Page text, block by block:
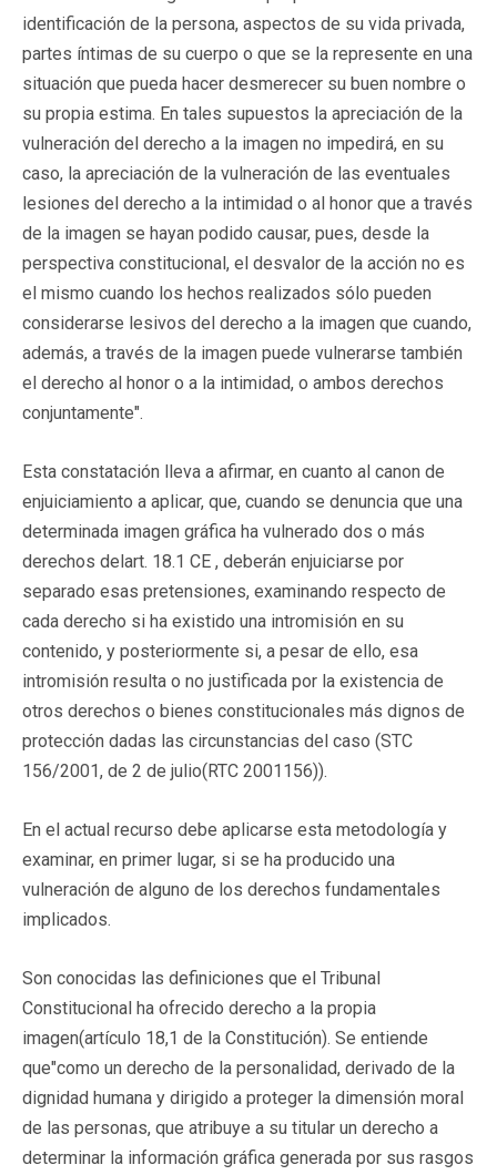
identificación de la persona, aspectos de su vida privada,
partes íntimas de su cuerpo o que se la represente en una
situación que pueda hacer desmerecer su buen nombre o
su propia estima. En tales supuestos la apreciación de la
vulneración del derecho a la imagen no impedirá, en su
caso, la apreciación de la vulneración de las eventuales
lesiones del derecho a la intimidad o al honor que a través
de la imagen se hayan podido causar, pues, desde la
perspectiva constitucional, el desvalor de la acción no es
el mismo cuando los hechos realizados sólo pueden
considerarse lesivos del derecho a la imagen que cuando,
además, a través de la imagen puede vulnerarse también
el derecho al honor o a la intimidad, o ambos derechos
conjuntamente".
Esta constatación lleva a afirmar, en cuanto al canon de
enjuiciamiento a aplicar, que, cuando se denuncia que una
determinada imagen gráfica ha vulnerado dos o más
derechos delart. 18.1 CE , deberán enjuiciarse por
separado esas pretensiones, examinando respecto de
cada derecho si ha existido una intromisión en su
contenido, y posteriormente si, a pesar de ello, esa
intromisión resulta o no justificada por la existencia de
otros derechos o bienes constitucionales más dignos de
protección dadas las circunstancias del caso (STC
156/2001, de 2 de julio(RTC 2001156)).
En el actual recurso debe aplicarse esta metodología y
examinar, en primer lugar, si se ha producido una
vulneración de alguno de los derechos fundamentales
implicados.
Son conocidas las definiciones que el Tribunal
Constitucional ha ofrecido derecho a la propia
imagen(artículo 18,1 de la Constitución). Se entiende
que"como un derecho de la personalidad, derivado de la
dignidad humana y dirigido a proteger la dimensión moral
de las personas, que atribuye a su titular un derecho a
determinar la información gráfica generada por sus rasgos